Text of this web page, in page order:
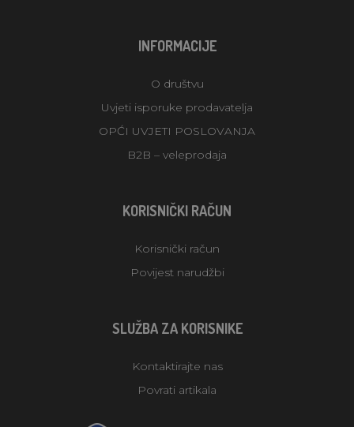
INFORMACIJE
O društvu
Uvjeti isporuke prodavatelja
OPĆI UVJETI POSLOVANJA
B2B – veleprodaja
KORISNIČKI RAČUN
Korisnički račun
Povijest narudžbi
SLUŽBA ZA KORISNIKE
Kontaktirajte nas
Povrati artikala